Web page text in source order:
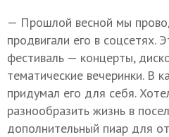
— Прошлой весной мы
продвигали его в соцсетях.
фестиваль — концерты,
тематические вечеринки. В
придумал его для себя.
разнообразить жизнь в
дополнительный пиар для